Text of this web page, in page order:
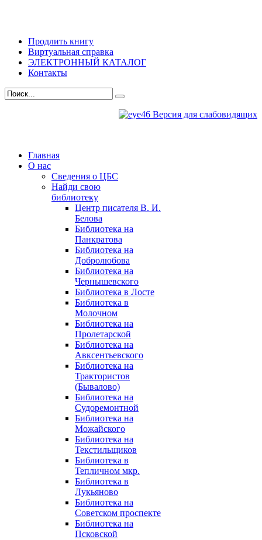
Продлить книгу
Виртуальная справка
ЭЛЕКТРОННЫЙ КАТАЛОГ
Контакты
Версия для слабовидящих
Главная
О нас
Сведения о ЦБС
Найди свою
библиотеку
Центр писателя В. И.
Белова
Библиотека на
Панкратова
Библиотека на
Добролюбова
Библиотека на
Чернышевского
Библиотека в Лосте
Библиотека в
Молочном
Библиотека на
Пролетарской
Библиотека на
Авксентьевского
Библиотека на
Трактористов
(Бывалово)
Библиотека на
Судоремонтной
Библиотека на
Можайского
Библиотека на
Текстильщиков
Библиотека в
Тепличном мкр.
Библиотека в
Лукьяново
Библиотека на
Советском проспекте
Библиотека на
Псковской